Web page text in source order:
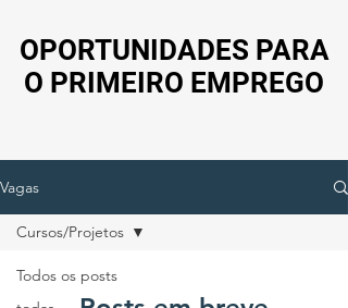
OPORTUNIDADES PARA
O PRIMEIRO EMPREGO
Vagas
Todos os posts
Cursos/Projetos